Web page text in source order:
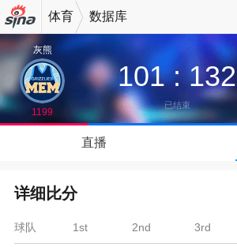
机新浪
体育 数据库
灰熊
1199
101 : 132
已结束
直播
详细比分
球队 1st 2nd 3rd